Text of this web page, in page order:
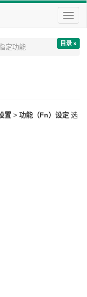
切
换
航
目录 »
定功能
置 > 功能（Fn）设定 选